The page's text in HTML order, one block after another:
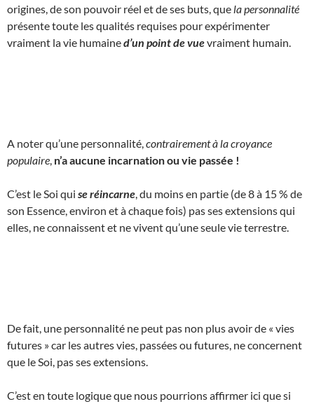
origines, de son pouvoir réel et de ses buts, que la personnalité
présente toute les qualités requises pour expérimenter
vraiment la vie humained’un point de vuevraiment humain.
A noter qu’une personnalité, contrairement à la croyance
populaire n’a aucune incarnation ou vie passée !
C’est le Soi qui se réincarne , du moins en partie (de 8 à 15 % de
son Essence, environ et à chaque fois) pas ses extensions qui
elles, ne connaissent et ne vivent qu’une seule vie terrestre.
De fait, une personnalité ne peut pas non plus avoir de « vies
futures » car les autres vies, passées ou futures, ne concernent
que le Soi, pas ses extensions.
C’est en toute logique que nous pourrions affirmer ici que si